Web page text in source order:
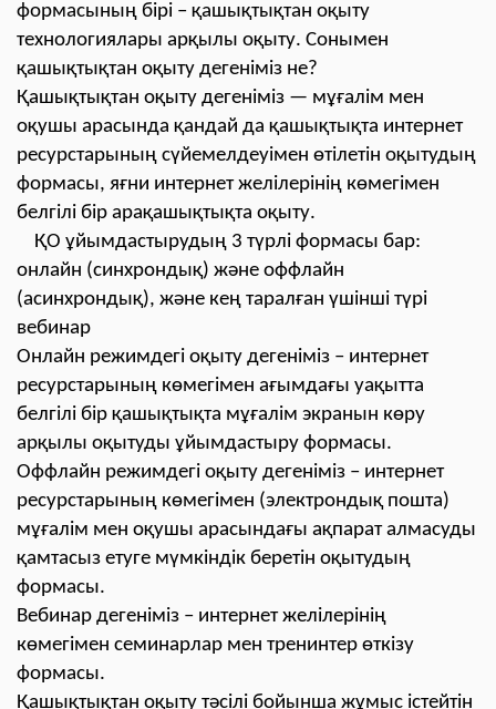
формасының бірі – қашықтықтан оқыту
технологиялары арқылы оқыту. Сонымен
қашықтықтан оқыту дегеніміз не?
Қашықтықтан оқыту дегеніміз — мұғалім мен
оқушы арасында қандай да қашықтықта интернет
ресурстарының сүйемелдеуімен өтілетін оқытудың
формасы, яғни интернет желілерінің көмегімен
белгілі бір арақашықтықта оқыту.
ҚО ұйымдастырудың 3 түрлі формасы бар:
онлайн (синхрондық) және оффлайн
(асинхрондық), және кең таралған үшінші түрі
вебинар
Онлайн режимдегі оқыту дегеніміз – интернет
ресурстарының көмегімен ағымдағы уақытта
белгілі бір қашықтықта мұғалім экранын көру
арқылы оқытуды ұйымдастыру формасы.
Оффлайн режимдегі оқыту дегеніміз – интернет
ресурстарының көмегімен (электрондық пошта)
мұғалім мен оқушы арасындағы ақпарат алмасуды
қамтасыз етуге мүмкіндік беретін оқытудың
формасы.
Вебинар дегеніміз – интернет желілерінің
көмегімен семинарлар мен тренинтер өткізу
формасы.
Қашықтықтан оқыту тәсілі бойынша жұмыс істейтін